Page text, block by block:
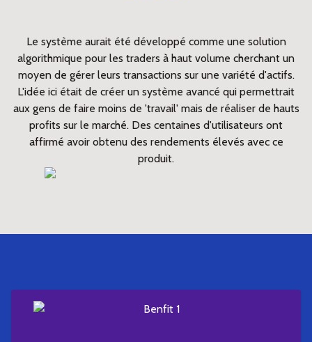
Le système aurait été développé comme une solution
algorithmique pour les traders à haut volume cherchant un
moyen de gérer leurs transactions sur une variété d'actifs.
L'idée ici était de créer un système avancé qui permettrait
aux gens de faire moins de 'travail' mais de réaliser de hauts
profits sur le marché. Des centaines d'utilisateurs ont
affirmé avoir obtenu des rendements élevés avec ce
produit.